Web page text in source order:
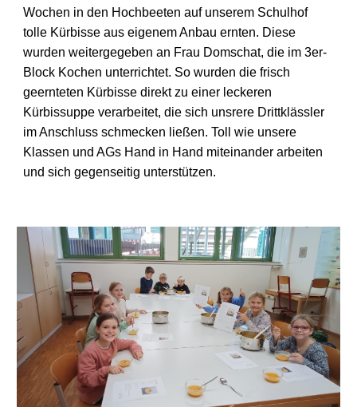
Wochen in den Hochbeeten auf unserem Schulhof
tolle Kürbisse aus eigenem Anbau ernten. Diese
wurden weitergegeben an Frau Domschat, die im 3er-
Block Kochen unterrichtet. So wurden die frisch
geernteten Kürbisse direkt zu einer leckeren
Kürbissuppe verarbeitet, die sich unsrere Drittklässler
im Anschluss schmecken ließen. Toll wie unsere
Klassen und AGs Hand in Hand miteinander arbeiten
und sich gegenseitig unterstützen.